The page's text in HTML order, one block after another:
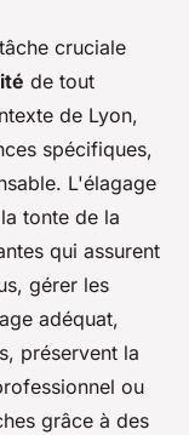
cruciale
de tout
de Lyon,
spécifiques,
L'élagage
tonte de la
qui assurent
gérer les
adéquat,
préservent la
ou
grâce à des